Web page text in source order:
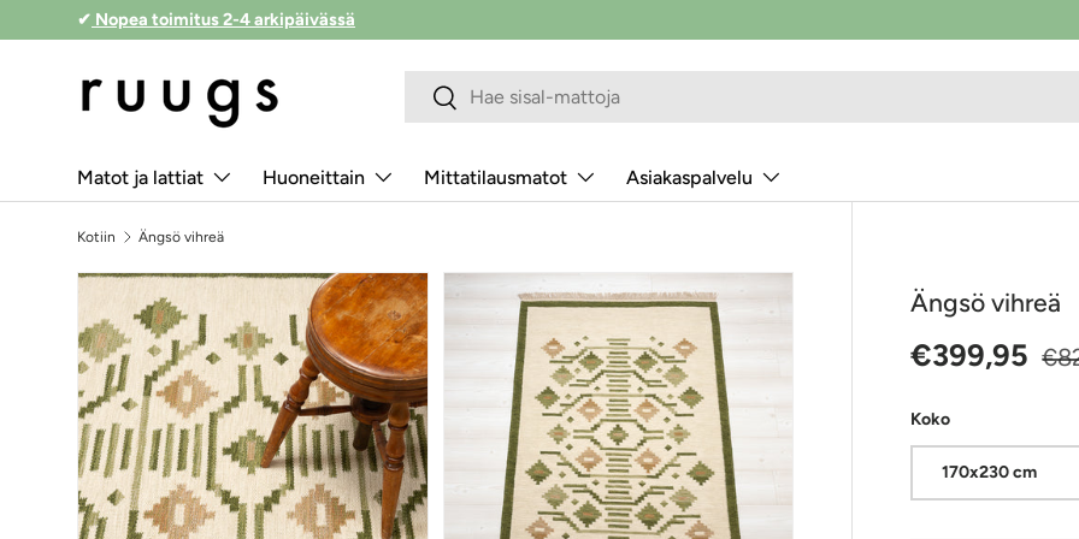
Siirry sisältöön
Hakukenttä
Lähetä
Matot ja lattiat Huoneittain Mittatilausmatot Asiakaspalvelu
Kotiin Ängsö vihreä
Siirry tuotetietoihin Ängsö vihreä
€399,95
Koko
170x230 cm